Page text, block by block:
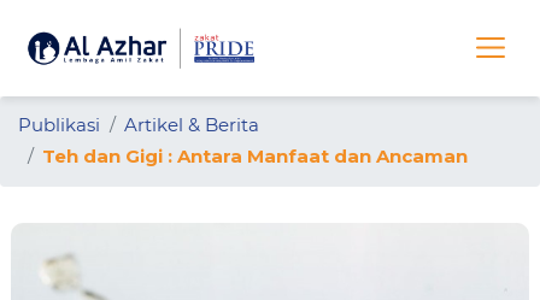
Publikasi
Artikel & Berita
Teh dan Gigi : Antara Manfaat dan Ancaman